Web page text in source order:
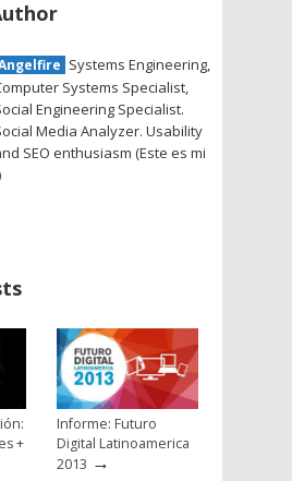
Systems Engineering,
Systems Specialist,
Engineering Specialist.
Media Analyzer. Usability
SEO enthusiasm (Este es mi
+
Informe: Futuro
Digital Latinoamerica
2013 →